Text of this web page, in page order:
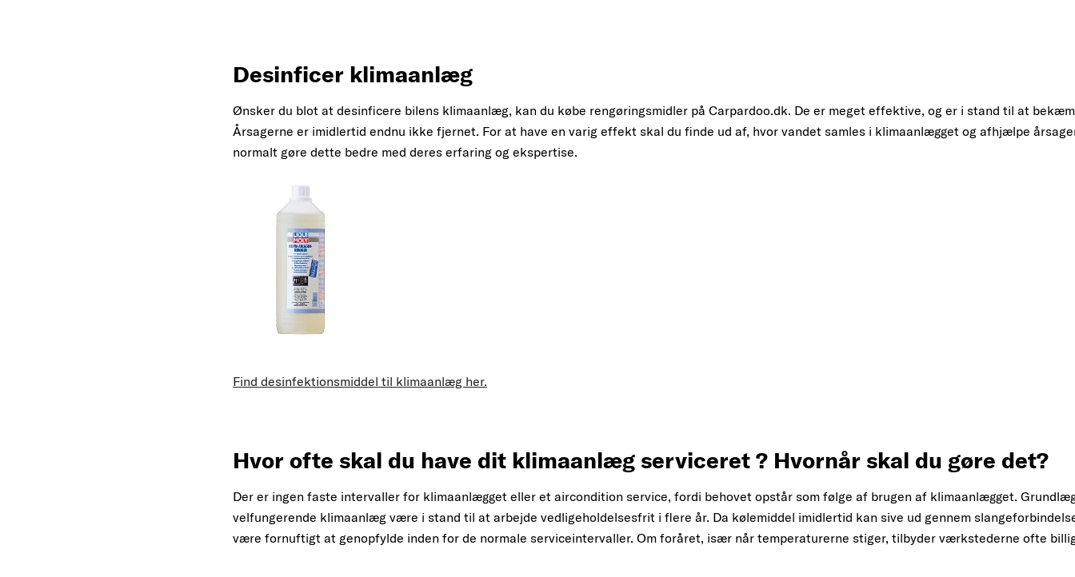
Desinficer klimaanlæg
Ønsker du blot at desinficere bilens klimaanlæg, kan du købe rengøringsmidler på Carpardoo.dk. De er meget effektive, og er i stand til at
Årsagerne er imidlertid endnu ikke fjernet. For at have en varig effekt skal du finde ud af, hvor vandet samles i klimaanlægget og afhjælpe
normalt gøre dette bedre med deres erfaring og ekspertise.
Find desinfektionsmiddel til klimaanlæg her.
Hvor ofte skal du have dit klimaanlæg serviceret ? Hvornår skal du gøre det?
Der er ingen faste intervaller for klimaanlægget eller et aircondition service, fordi behovet opstår som følge af brugen af klimaanlægget.
velfungerende klimaanlæg være i stand til at arbejde vedligeholdelsesfrit i flere år. Da kølemiddel imidlertid kan sive ud gennem
være fornuftigt at genopfylde inden for de normale serviceintervaller. Om foråret, især når temperaturerne stiger, tilbyder værkstederne ofte